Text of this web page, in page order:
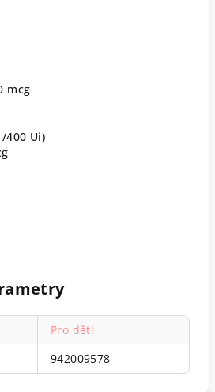
mcg
400 Ui)
Pro děti
942009578